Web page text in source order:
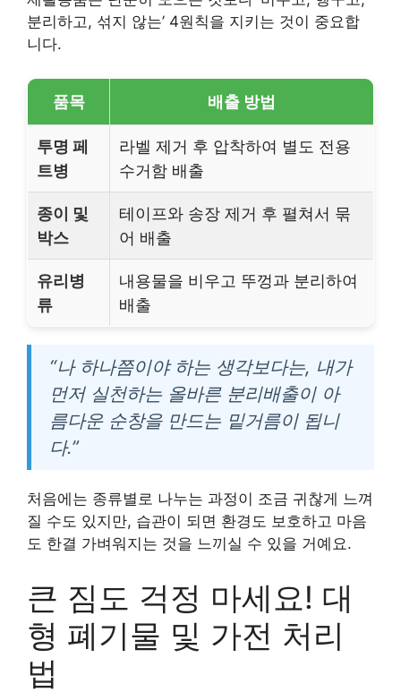
분리하고, 섞지 않는’ 4원칙을 지키는 것이 중요합
니다.
품목 배출 방법
투명 페
트병
라벨 제거 후 압착하여 별도 전용
수거함 배출
종이 및
박스
테이프와 송장 제거 후 펼쳐서 묶
어 배출
유리병
류
내용물을 비우고 뚜껑과 분리하여
배출
“나 하나쯤이야 하는 생각보다는, 내가
먼저 실천하는 올바른 분리배출이 아
름다운 순창을 만드는 밑거름이 됩니
다.”
처음에는 종류별로 나누는 과정이 조금 귀찮게 느껴
질 수도 있지만, 습관이 되면 환경도 보호하고 마음
도 한결 가벼워지는 것을 느끼실 수 있을 거예요.
큰 짐도 걱정 마세요! 대
형 폐기물 및 가전 처리
법